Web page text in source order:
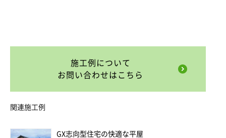
施工例について
お問い合わせはこちら
関連施工例
GX志向型住宅の快適な平屋